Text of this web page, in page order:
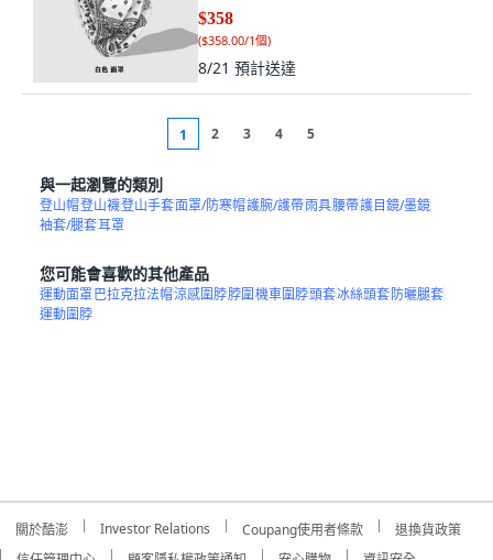
$358
($358.00/1個)
8/21 預計送達
1 2 3 4 5
與一起瀏覽的類別
登山帽登山襪登山手套面罩/防寒帽護腕/護帶雨具腰帶護目鏡/墨鏡
袖套/腿套耳罩
您可能會喜歡的其他產品
運動面罩巴拉克拉法帽涼感圍脖脖圍機車圍脖頭套冰絲頭套防曬腿套
運動圍脖
關於酷澎 Investor Relations Coupang使用者條款
退換貨政策